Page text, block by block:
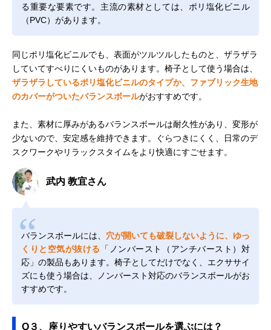
る重要な要素です。主流の素材としては、ポリ塩化ビニル
（PVC）があります。
同じポリ塩化ビニルでも、表面がツルツルしたものと、ザラザラ
していてすべりにくいものがあります。椅子として使う場合は、
ザラザラしているポリ塩化ビニルのタイプか、ファブリック生地
のカバーがついたバランスボールがおすすめです。
また、素材に厚みがあるバランスボールは耐久性があり、変形が
少ないので、安定感を維持できます。ぐらつきにくく、日常のデ
スクワークやリラックスタイムをより快適にすごせます。
武内 教宜さん
バランスボールには、 穴が開いても破裂しないように、ゆっ
くりと空気が抜ける
「ノンバースト（アンチバースト）対
応」の製品もあります。椅子としてだけでなく、エクササイ
ズにも使う場合は、ノンバースト対応のバランスボールがお
すすめです。
Q３、座りやすいバランスボールを選ぶには？